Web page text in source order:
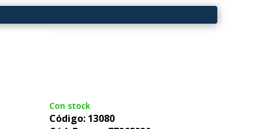
Con stock
Código: 13080